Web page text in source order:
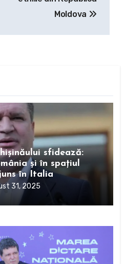
Moldova
sfidează:
și în spațiul
în Italia
31, 2025